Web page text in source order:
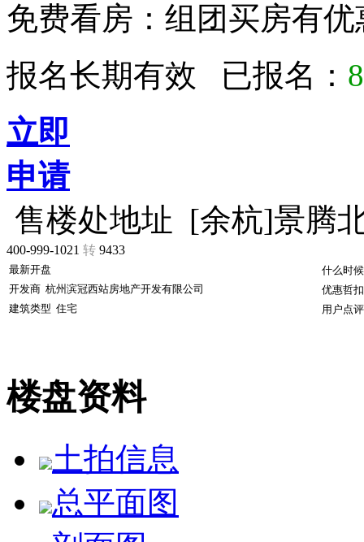
免费看房： 组团买房有
报名长期有效 已报名：
立即
申请
售楼处地址 [余杭]景腾
400-999-1021 转 9433
最新开盘
什么时
开发商 杭州滨冠西站房地产开发有限公司
优惠哲扣
建筑类型 住宅 用户点评
楼盘资料
土拍信息
总平面图